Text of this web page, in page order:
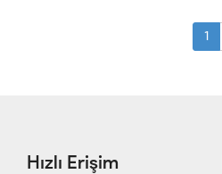
STD
1
Hızlı Erişim